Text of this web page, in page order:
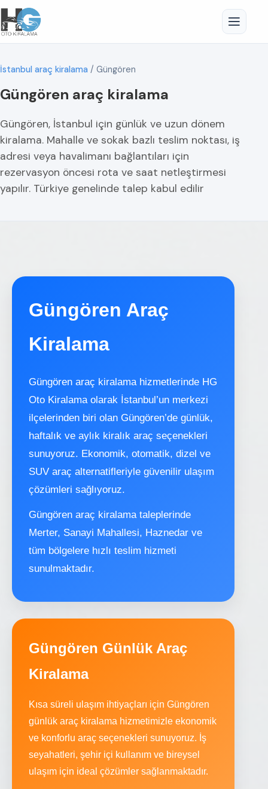
İstanbul araç kiralama / Güngören
Güngören araç kiralama
Güngören, İstanbul için günlük ve uzun dönem
kiralama. Mahalle ve sokak bazlı teslim noktası, iş
adresi veya havalimanı bağlantıları için
rezervasyon öncesi rota ve saat netleştirmesi
yapılır. Türkiye genelinde talep kabul edilir
Güngören Araç
Kiralama
Güngören araç kiralama hizmetlerinde HG
Oto Kiralama olarak İstanbul’un merkezi
ilçelerinden biri olan Güngören’de günlük,
haftalık ve aylık kiralık araç seçenekleri
sunuyoruz. Ekonomik, otomatik, dizel ve
SUV araç alternatifleriyle güvenilir ulaşım
çözümleri sağlıyoruz.
Güngören araç kiralama taleplerinde
Merter, Sanayi Mahallesi, Haznedar ve
tüm bölgelere hızlı teslim hizmeti
sunulmaktadır.
Güngören Günlük Araç
Kiralama
Kısa süreli ulaşım ihtiyaçları için Güngören
günlük araç kiralama hizmetimizle ekonomik
ve konforlu araç seçenekleri sunuyoruz. İş
seyahatleri, şehir içi kullanım ve bireysel
ulaşım için ideal çözümler sağlanmaktadır.